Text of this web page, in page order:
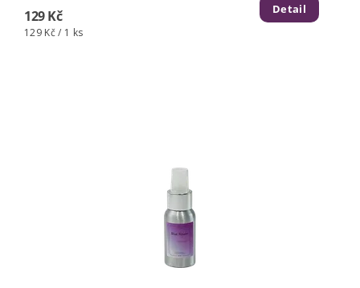
129 Kč
129 Kč / 1 ks
Detail